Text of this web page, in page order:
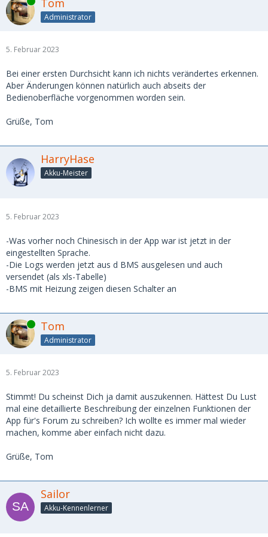
Tom
Administrator
5. Februar 2023
Bei einer ersten Durchsicht kann ich nichts verändertes erkennen.
Aber Änderungen können natürlich auch abseits der
Bedienoberfläche vorgenommen worden sein.
Grüße, Tom
HarryHase
Akku-Meister
5. Februar 2023
-Was vorher noch Chinesisch in der App war ist jetzt in der
eingestellten Sprache.
-Die Logs werden jetzt aus d BMS ausgelesen und auch
versendet (als xls-Tabelle)
-BMS mit Heizung zeigen diesen Schalter an
Online Tom
Administrator
5. Februar 2023
Stimmt! Du scheinst Dich ja damit auszukennen. Hättest Du Lust
mal eine detaillierte Beschreibung der einzelnen Funktionen der
App für's Forum zu schreiben? Ich wollte es immer mal wieder
machen, komme aber einfach nicht dazu.
Grüße, Tom
Sailor
Akku-Kennenlerner